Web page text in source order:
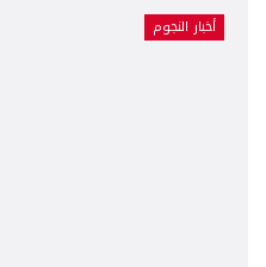
أخبار النجوم